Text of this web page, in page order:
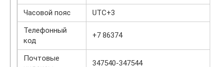
Часовой пояс
UTC+3
Телефонный
код
+7 86374
Почтовые
347540-347544